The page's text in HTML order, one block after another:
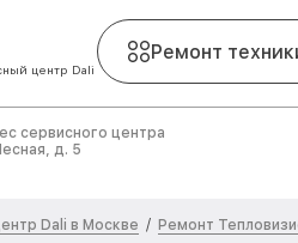
центр Dali
Ремонт
сервисного центра
д. 5
Dali в Москве / Ремонт